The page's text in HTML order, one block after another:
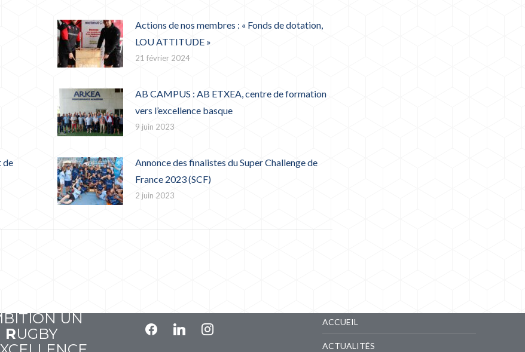
Actions de nos membres : « Fonds de dotation,
LOU ATTITUDE »
21 février 2024
AB CAMPUS : AB ETXEA, centre de formation
vers l’excellence basque
9 juin 2023
de
Annonce des finalistes du Super Challenge de
France 2023 (SCF)
2 juin 2023
UN
RUGBY
facebooklinkedin instagram ACCUEIL
ACTUALITÉS